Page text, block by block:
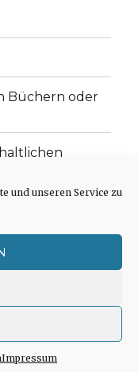
und unseren Service zu
Impressum
Büchern oder